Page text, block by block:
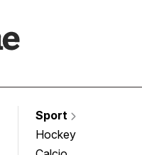
Sport
Hockey